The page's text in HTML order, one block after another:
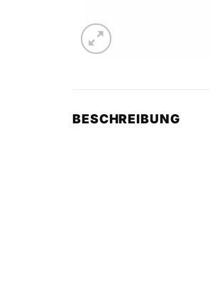
BESCHREIBUNG